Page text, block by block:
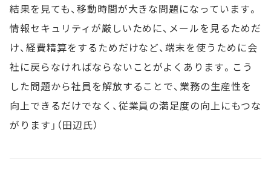
結果を見ても、移動時間が大きな問題になっています。
情報セキュリティが厳しいために、メールを見るためだ
け、経費精算をするためだけなど、端末を使うために会
社に戻らなければならないことがよくあります。こう
した問題から社員を解放することで、業務の生産性を
向上できるだけでなく、従業員の満足度の向上にもつな
がります」（田辺氏）